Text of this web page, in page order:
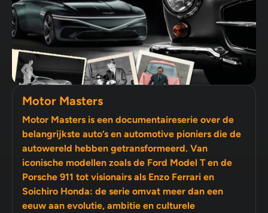
Motor Masters
Motor Masters is een documentaireserie over de
belangrijkste auto’s en automotive pioniers die de
autowereld hebben getransformeerd. Van
iconische modellen zoals de Ford Model T en de
Porsche 911 tot visionairs als Enzo Ferrari en
Soichiro Honda: de serie omvat meer dan een
eeuw aan evolutie, ambitie en culturele